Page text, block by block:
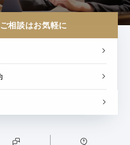
相談はお気軽に